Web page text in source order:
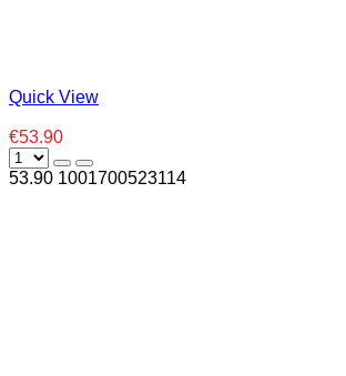
Quick View
€53.90
53.90 1001700523114